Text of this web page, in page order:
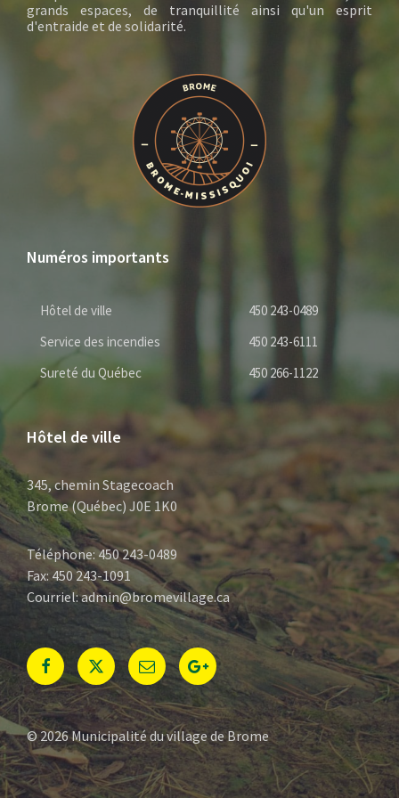
grands espaces, de tranquillité ainsi qu'un esprit
d'entraide et de solidarité.
Numéros importants
Hôtel de ville
450 243-0489
Service des incendies
450 243-6111
Sureté du Québec
450 266-1122
Hôtel de ville
345, chemin Stagecoach
Brome (Québec) J0E 1K0
Téléphone: 450 243-0489
Fax: 450 243-1091
Courriel: admin@bromevillage.ca
Facebook Twitter E-
mail
Google+
© 2026 Municipalité du village de Brome